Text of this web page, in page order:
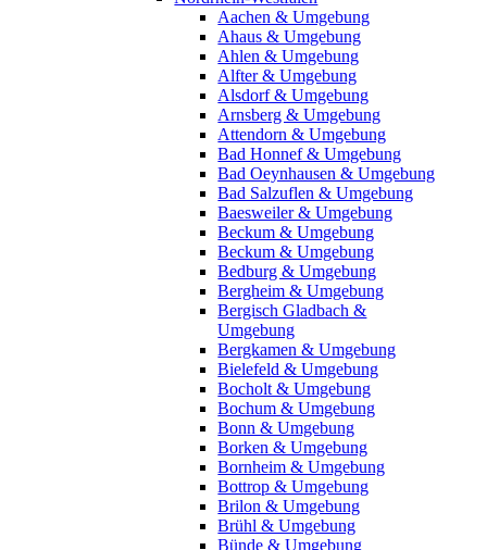
Aachen & Umgebung
Ahaus & Umgebung
Ahlen & Umgebung
Alfter & Umgebung
Alsdorf & Umgebung
Arnsberg & Umgebung
Attendorn & Umgebung
Bad Honnef & Umgebung
Bad Oeynhausen & Umgebung
Bad Salzuflen & Umgebung
Baesweiler & Umgebung
Beckum & Umgebung
Beckum & Umgebung
Bedburg & Umgebung
Bergheim & Umgebung
Bergisch Gladbach &
Umgebung
Bergkamen & Umgebung
Bielefeld & Umgebung
Bocholt & Umgebung
Bochum & Umgebung
Bonn & Umgebung
Borken & Umgebung
Bornheim & Umgebung
Bottrop & Umgebung
Brilon & Umgebung
Brühl & Umgebung
Bünde & Umgebung